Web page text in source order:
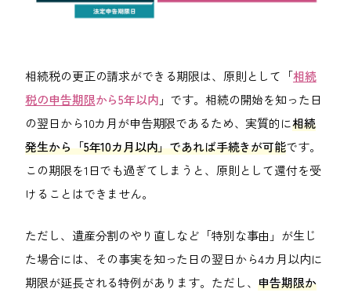
相続税の更正の請求ができる期限は、原則として「相続
税の申告期限から5年以内 」です。相続の開始を知った日
の翌日から10カ月が申告期限であるため、実質的に相続
発生から「5年10カ月以内」であれば手続きが可能です。
この期限を1日でも過ぎてしまうと、原則として還付を受
けることはできません。
ただし、遺産分割のやり直しなど「特別な事由」が生じ
た場合には、その事実を知った日の翌日から4カ月以内に
期限が延長される特例があります。ただし、申告期限か